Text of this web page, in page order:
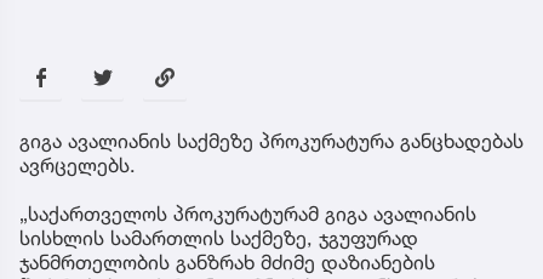
გიგა ავალიანის საქმეზე პროკურატურა განცხადებას
ავრცელებს.
„საქართველოს პროკურატურამ გიგა ავალიანის
სისხლის სამართლის საქმეზე, ჯგუფურად
ჯანმრთელობის განზრახ მძიმე დაზიანების